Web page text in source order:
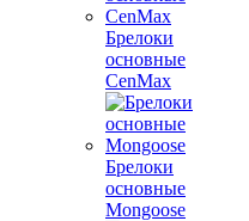
Брелоки
основные
CenMax
Брелоки
основные
Mongoose